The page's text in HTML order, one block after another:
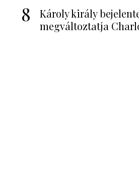
8
Károly király
megváltoztatja